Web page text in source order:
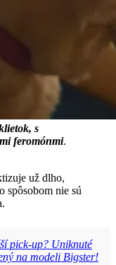
s
feromónmi.
už dlho,
spôsobom nie sú
pick-up? Uniknuté
na modeli Bigster!